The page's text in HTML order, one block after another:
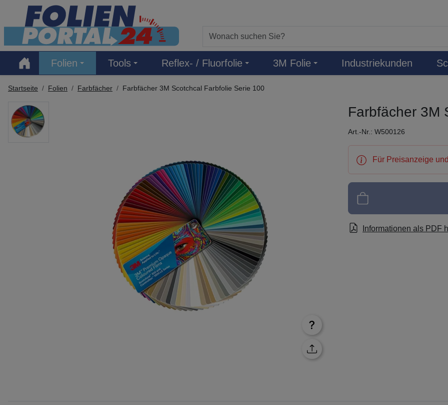
Hauptregion der Seite anspringen
Folien Tools Reflex- / Fluorfolie 3M Folie Industriekunden
Startseite Folien Farbfächer Farbfächer 3M Scotchcal Farbfolie Serie 100
Farbfächer 3M
Art.-Nr.: W500126
Für Preisanzeige
Informationen als PDF